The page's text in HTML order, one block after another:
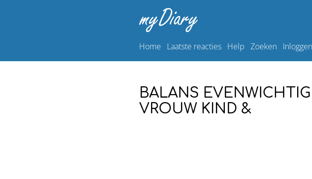
Home Laatste reacties Help Zoeken Inloggen
BALANS
VROUW KIND &